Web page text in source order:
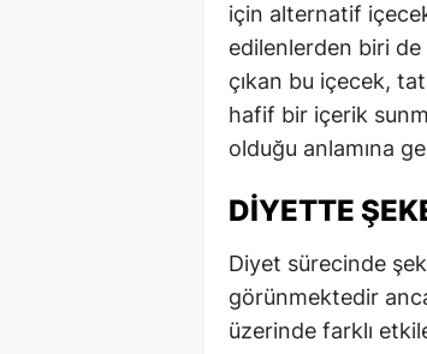
için alternatif
edilenlerden biri de
çıkan bu içecek,
hafif bir içerik
olduğu anlamına
DIYETTE
Diyet sürecinde
görünmektedir
üzerinde farklı